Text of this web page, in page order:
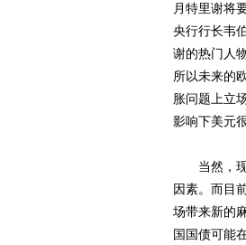
月特里谢将
央行行长韦
谢的热门人
所以未来的
胀问题上立
影响下美元
当然，现
因素。而目
场带来新的
国国债可能